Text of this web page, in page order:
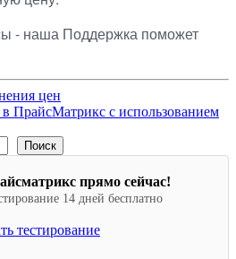
- наша Поддержка поможет
цен
в ПрайсМатрикс с использованием
Поиск
прямо сейчас!
14 дней бесплатно
тестирование